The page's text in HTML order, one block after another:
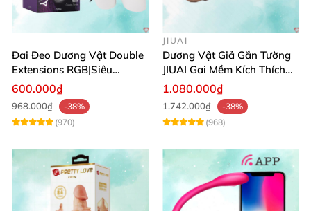
Đai Đeo Dương Vật Double
Extensions RGB|Siêu
Bền|Cảm Giác Thật
600.000₫
968.000₫
-38%
(970)
JIUAI
Dương Vật Giả Gắn Tường
JIUAI Gai Mềm Kích Thích
Điểm G Siêu Mượt
1.080.000₫
1.742.000₫
-38%
(968)